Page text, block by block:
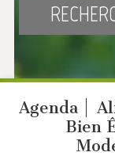
Agenda
Bien